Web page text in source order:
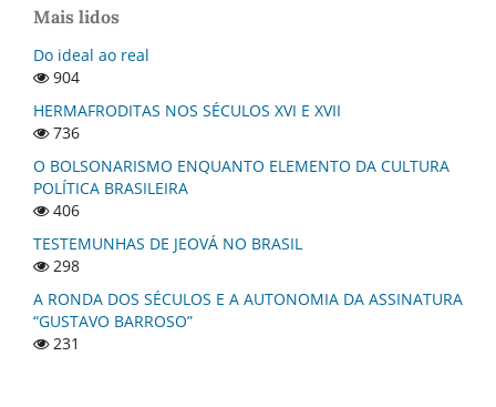
Mais lidos
Do ideal ao real
904
HERMAFRODITAS NOS SÉCULOS XVI E XVII
736
O BOLSONARISMO ENQUANTO ELEMENTO DA CULTURA
POLÍTICA BRASILEIRA
406
TESTEMUNHAS DE JEOVÁ NO BRASIL
298
A RONDA DOS SÉCULOS E A AUTONOMIA DA ASSINATURA
“GUSTAVO BARROSO”
231